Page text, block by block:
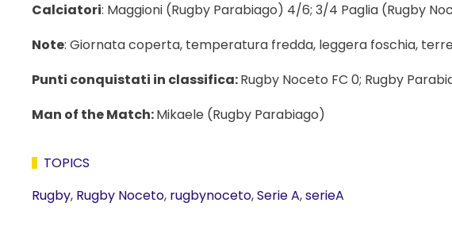
Calciatori: Maggioni (Rugby Parabiago) 4/6; 3/4 Paglia (Rugby
Note: Giornata coperta, temperatura fredda, leggera foschia,
Punti conquistati in classifica:Rugby Noceto FC 0; Rugby
Man of the Match:Mikaele (Rugby Parabiago)
TOPICS
Rugby, Rugby Noceto, rugbynoceto,Serie A,serieA